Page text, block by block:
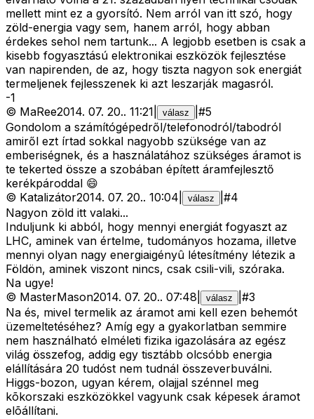
mellett mint ez a gyorsító. Nem arról van itt szó, hogy
zöld-energia vagy sem, hanem arról, hogy abban
érdekes sehol nem tartunk... A legjobb esetben is csak a
kisebb fogyasztású elektronikai eszközök fejlesztése
van napirenden, de az, hogy tiszta nagyon sok energiát
termeljenek fejlesszenek ki azt leszarják magasról.
-1
© MaRee2014. 07. 20.. 11:21 válasz #5
Gondolom a számítógépedről/telefonodról/tabodról
amiről ezt írtad sokkal nagyobb szüksége van az
emberiségnek, és a használatához szükséges áramot is
te tekerted össze a szobában épített áramfejlesztő
kerékpároddal 😄
© Katalizátor2014. 07. 20.. 10:04 válasz #4
Nagyon zöld itt valaki...
Induljunk ki abból, hogy mennyi energiát fogyaszt az
LHC, aminek van értelme, tudományos hozama, illetve
mennyi olyan nagy energiaigényû létesítmény létezik a
Földön, aminek viszont nincs, csak csili-vili, szóraka.
Na ugye!
© MasterMason2014. 07. 20.. 07:48 válasz #3
Na és, mivel termelik az áramot ami kell ezen behemót
üzemeltetéséhez? Amíg egy a gyakorlatban semmire
nem használható elméleti fizika igazolására az egész
világ összefog, addig egy tisztább olcsóbb energia
elállítására 20 tudóst nem tudnál összeverbuválni.
Higgs-bozon, ugyan kérem, olajjal szénnel meg
kõkorszaki eszközökkel vagyunk csak képesek áramot
elõállítani.